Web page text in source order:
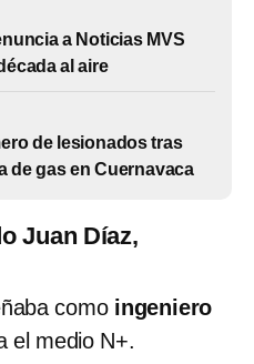
a Noticias MVS
al aire
de lesionados tras
de gas en Cuernavaca
Juan Díaz,
como ingeniero
el medio N+.